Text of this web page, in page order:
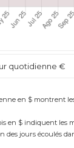
quotidienne €
en $ montrent
en $ indiquent les
jours écoulés